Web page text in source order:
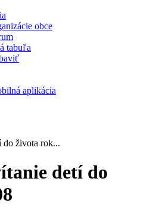
obce
tabuľa
aplikácia
do života rok...
detí do